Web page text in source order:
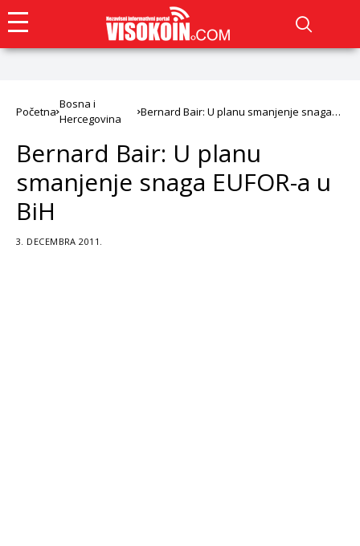
Početna
Bosna i
Hercegovina
Bernard Bair: U planu smanjenje snaga
Bernard Bair: U planu
smanjenje snaga EUFOR-a u
BiH
3. DECEMBRA 2011.